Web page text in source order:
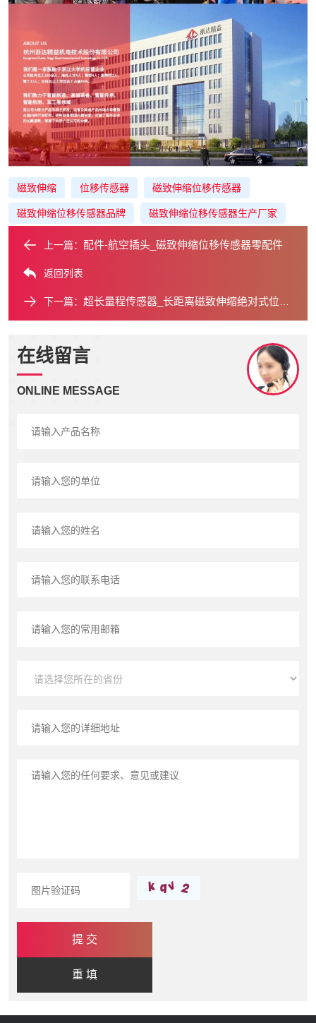
磁致伸缩 位移传感器 磁致伸缩位移传感器
磁致伸缩位移传感器品牌 磁致伸缩位移传感器生产厂家
上一篇： 配件-航空插头_磁致伸缩位移传感器零配件
返回列表
下一篇： 超长量程传感器_长距离磁致伸缩绝对式位移测量系统
在线留言
ONLINE MESSAGE